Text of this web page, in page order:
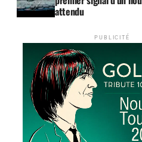
attendu
PUBLICITÉ